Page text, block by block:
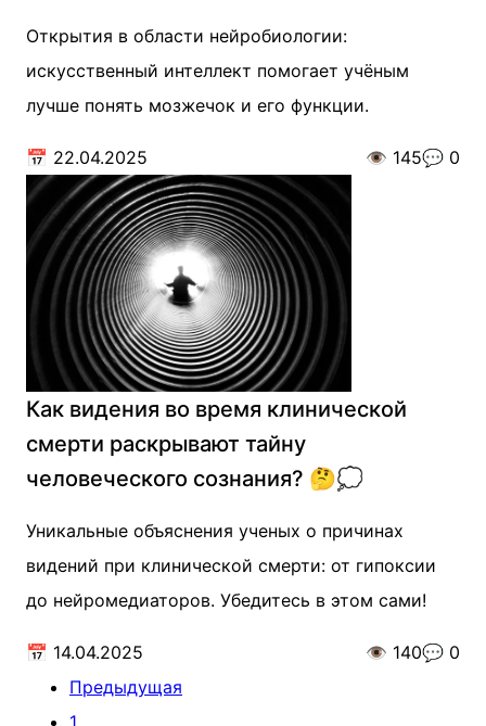
Открытия в области нейробиологии:
искусственный интеллект помогает учёным
лучше понять мозжечок и его функции.
📅 22.04.2025 👁️ 145💬 0
Как видения во время клинической
смерти раскрывают тайну
человеческого сознания? 🤔💭
Уникальные объяснения ученых о причинах
видений при клинической смерти: от гипоксии
до нейромедиаторов. Убедитесь в этом сами!
📅 14.04.2025 👁️ 140💬 0
Предыдущая
1